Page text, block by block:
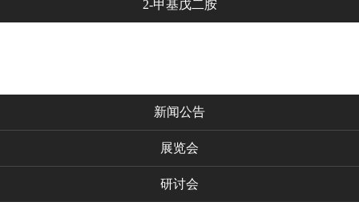
2-甲基戊二胺
新闻公告
展览会
研讨会